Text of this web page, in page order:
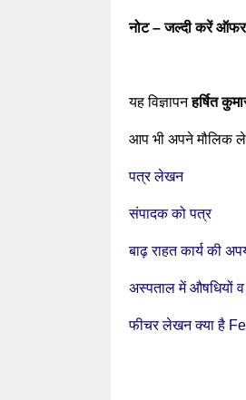
नोट – जल्दी करें
यह विज्ञापनहर्षित
आप भी अपने मौलिक
पत्र लेखन
संपादक को पत्र
बाढ़ राहत कार्य की
अस्पताल में औषधियों
फीचर लेखन क्या है